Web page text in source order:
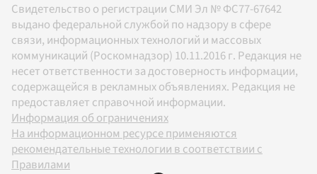
Свидетельство о регистрации СМИ Эл № ФС77-67642
выдано федеральной службой по надзору в сфере
связи, информационных технологий и массовых
коммуникаций (Роскомнадзор) 10.11.2016 г. Редакция не
несет ответственности за достоверность информации,
содержащейся в рекламных объявлениях. Редакция не
предоставляет справочной информации.
Информация об ограничениях
На информационном ресурсе применяются
рекомендательные технологии в соответствии с
Правилами